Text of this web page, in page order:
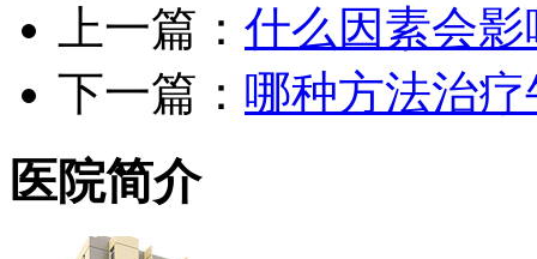
上一篇： 什么因素会
下一篇： 哪种方法治
医院简介